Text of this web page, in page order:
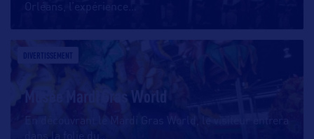
Orléans, l’expérience
DIVERTISSEMENT
Musée Mardi Gras World
En découvrant le Mardi Gras World, le visiteur entrera